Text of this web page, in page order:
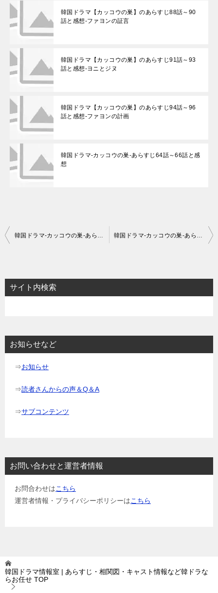
韓国ドラマ【カッコウの巣】のあらすじ88話～90
話と感想-ファヨンの証言
韓国ドラマ【カッコウの巣】のあらすじ91話～93
話と感想-ヨニとジヌ
韓国ドラマ【カッコウの巣】のあらすじ94話～96
話と感想-ファヨンの計画
韓国ドラマ-カッコウの巣-あらすじ64話～66話と感
想
投
ビ
ゲ
ョ
韓国ドラマ-カッコウの巣-あらすじ31話～33話と感想 韓国ドラマ-カッコウの巣-あらすじ37話～39話と感想
サイト内検索
お知らせなど
⇒お知らせ
⇒読者さんからの声＆Q＆A
⇒サブコンテンツ
お問い合わせと運営者情報
お問合わせはこちら
運営者情報・プライバシーポリシーはこちら
韓国ドラマ情報室 | あらすじ・相関図・キャスト情報など韓ドラな
らお任せ TOP